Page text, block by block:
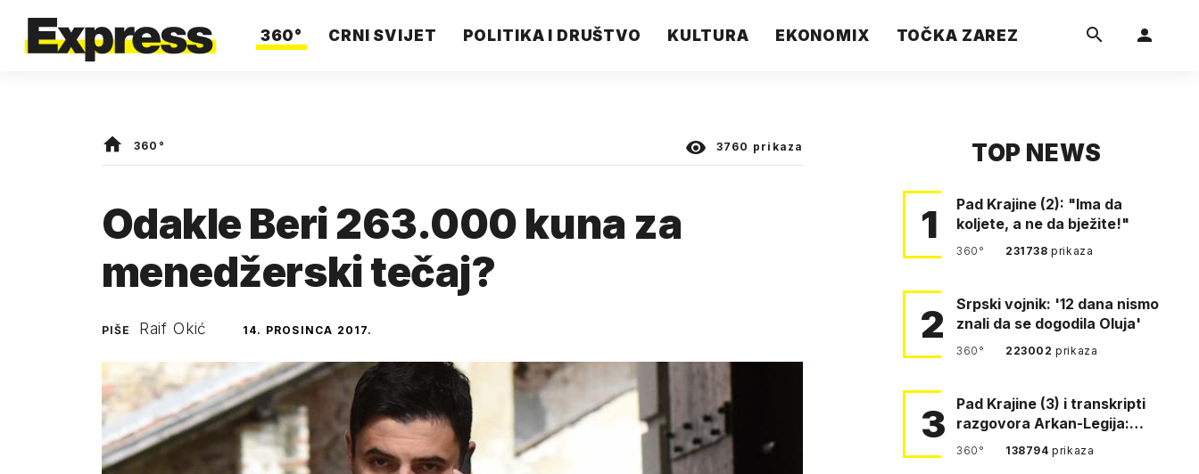
360° CRNI SVIJET POLITIKA I DRUŠTVO KULTURA EKONOMIX TOČKA ZAREZ
360° 3760 prikaza
Odakle Beri 263.000 kuna za
menedžerski tečaj?
PIŠE Raif Okić 14. PROSINCA 2017.
TOP NEWS
1
Pad Krajine (2): "Ima da
koljete, a ne da bježite!"
360° 231738prikaza
2
Srpski vojnik: '12 dana nismo
znali da se dogodila Oluja'
360° 223002prikaza
3
Pad Krajine (3) i transkripti
razgovora Arkan-Legija:
'Čujem, prelazite ustašam…
360° 138794prikaza